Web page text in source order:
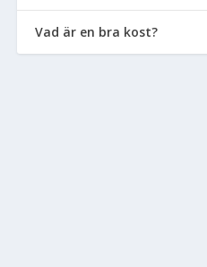
Vad är en bra kost?